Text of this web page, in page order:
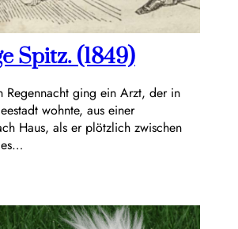
Spitz. (1849)
Regennacht ging ein Arzt, der in
wohnte, aus einer
Haus, als er plötzlich zwischen